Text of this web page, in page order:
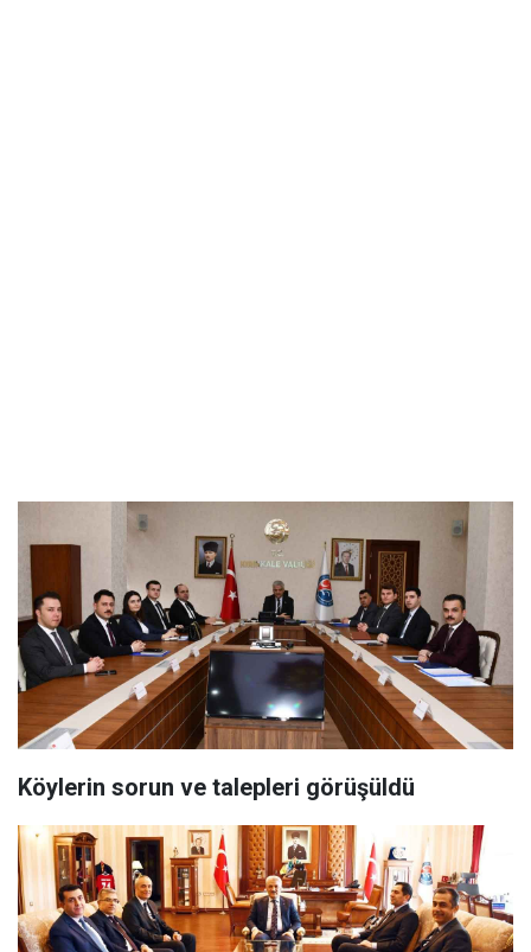
Köylerin sorun ve talepleri görüşüldü